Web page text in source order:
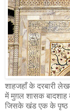
शाहजहाँ के दरबारी
में मुग़ल शासक बादशाह
जिसके खंड एक के पृष्ठ